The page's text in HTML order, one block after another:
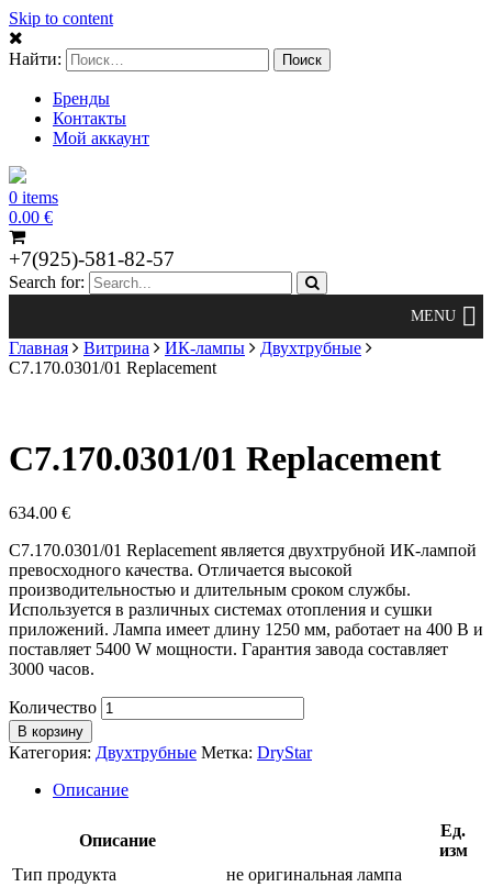
Skip to content
Найти:
Бренды
Контакты
Мой аккаунт
0 items
0.00 €
+7(925)-581-82-57
Search for:
Главная Витрина ИК-лампы
Двухтрубные
C7.170.0301/01 Replacement
C7.170.0301/01 Replacement
634.00 €
C7.170.0301/01 Replacement является двухтрубной ИК-лампой
превосходного качества. Отличается высокой
производительностью и длительным сроком службы.
Используется в различных системах отопления и сушки
приложений. Лампа имеет длину 1250 мм, работает на 400 В и
поставляет 5400 W мощности. Гарантия завода составляет
3000 часов.
Количество
В корзину
Категория: Двухтрубные Метка: DryStar
Описание
Описание
Ед.
изм
Тип продукта
не оригинальная лампа